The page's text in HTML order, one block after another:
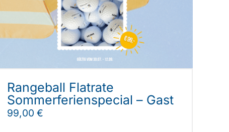
Rangeball Flatrate
Sommerferienspecial – Gast
99,00€